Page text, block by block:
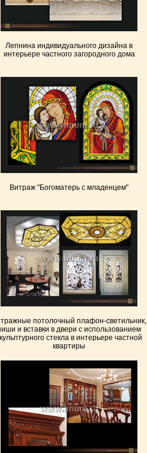
Лепнина индивидуального дизайна в
интерьере частного загородного дома
Витраж "Богоматерь с младенцем"
потолочный плафон-светильник,
и вставки в двери с использованием
стекла в интерьере частной
квартиры